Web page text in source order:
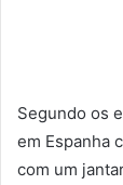
Segundo os
em Espanha
com um